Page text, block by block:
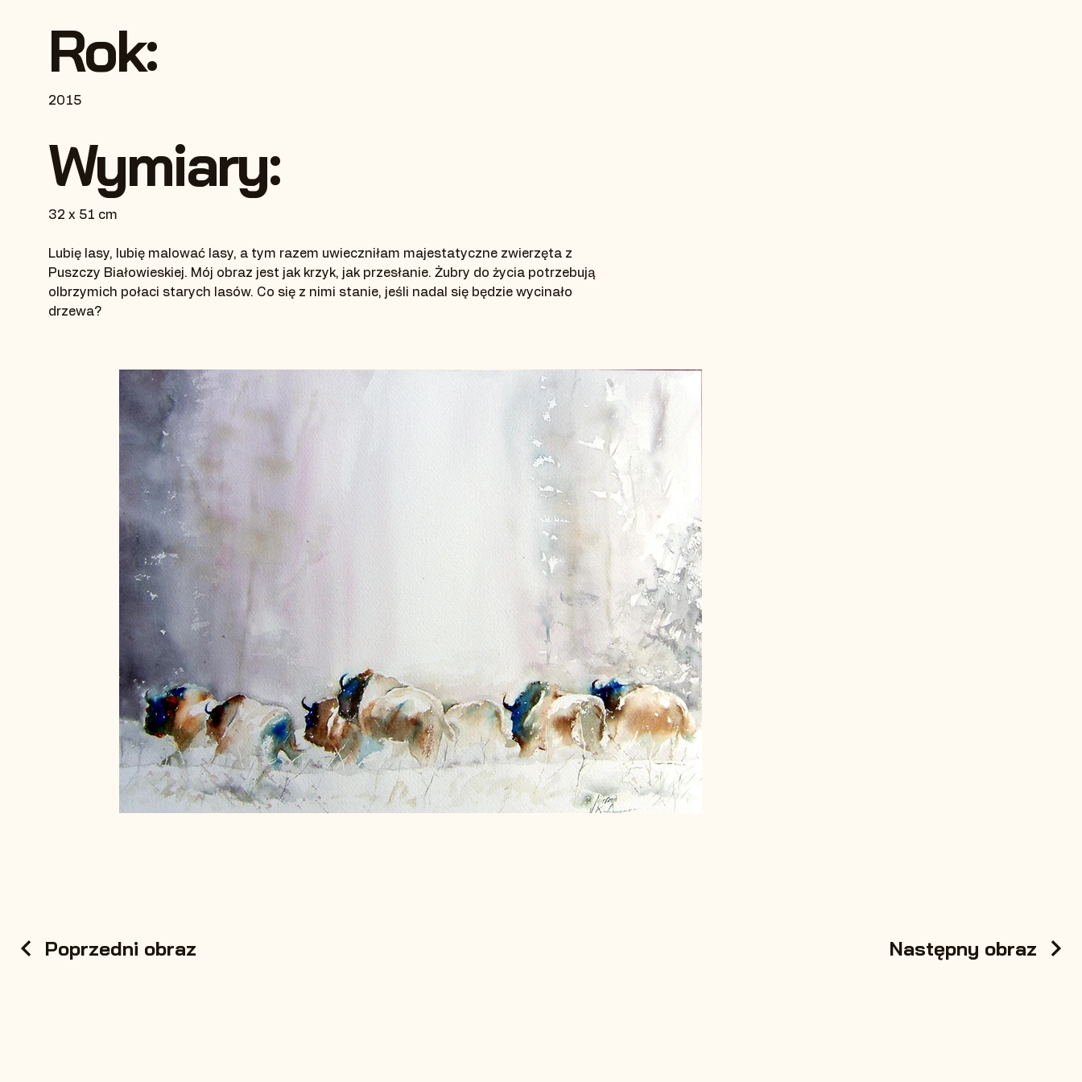
Rok:
2015
Wymiary:
32 x 51 cm
Lubię lasy, lubię malować lasy, a tym razem uwieczniłam majestatyczne zwierzęta z
Puszczy Białowieskiej. Mój obraz jest jak krzyk, jak przesłanie. Żubry do życia potrzebują
olbrzymich połaci starych lasów. Co się z nimi stanie, jeśli nadal się będzie wycinało
drzewa?
Poprzedni obraz Następny obraz